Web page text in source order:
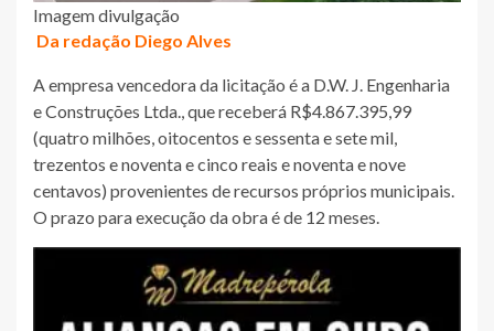
Imagem divulgação
Da redação Diego Alves
A empresa vencedora da licitação é a D.W. J. Engenharia
e Construções Ltda., que receberá R$4.867.395,99
(quatro milhões, oitocentos e sessenta e sete mil,
trezentos e noventa e cinco reais e noventa e nove
centavos) provenientes de recursos próprios municipais.
O prazo para execução da obra é de 12 meses.